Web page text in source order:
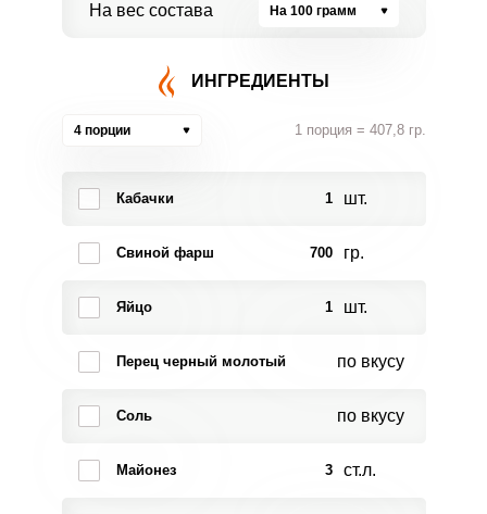
На вес состава На 100 грамм
ИНГРЕДИЕНТЫ
4 порции 1 порция = 407,8 гр.
Кабачки 1 шт.
Свиной фарш 700 гр.
Яйцо 1 шт.
Перец черный молотый по вкусу
Соль по вкусу
Майонез 3 ст.л.